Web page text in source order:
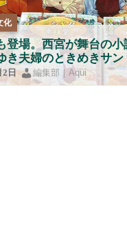
化
登場。西宮が舞台の
夫婦のときめきサン
2日 編集部｜Aqui